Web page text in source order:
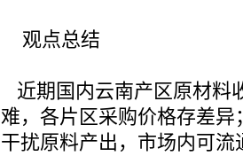
观点总结
近期国内云南产区原材料
难，各片区采购价格存差
干扰原料产出，市场内可